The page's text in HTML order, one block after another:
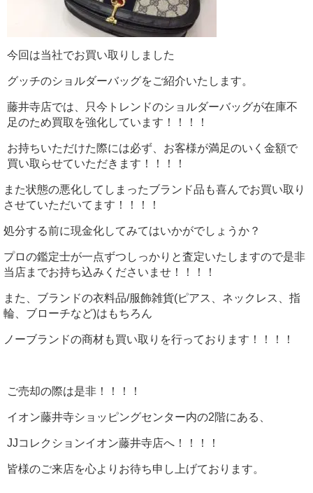
今回は当社でお買い取りしました
グッチのショルダーバッグをご紹介いたします。
藤井寺店では、只今トレンドのショルダーバッグが在庫不
足のため買取を強化しています！！！！
お持ちいただけた際には必ず、お客様が満足のいく金額で
買い取らせていただきます！！！！
また状態の悪化してしまったブランド品も喜んでお買い取り
させていただいてます！！！！
処分する前に現金化してみてはいかがでしょうか？
プロの鑑定士が一点ずつしっかりと査定いたしますので是非
当店までお持ち込みくださいませ！！！！
また、ブランドの衣料品/服飾雑貨(ピアス、ネックレス、指
輪、ブローチなど)はもちろん
ノーブランドの商材も買い取りを行っております！！！！
ご売却の際は是非！！！！
イオン藤井寺ショッピングセンター内の2階にある、
JJコレクションイオン藤井寺店へ！！！！
皆様のご来店を心よりお待ち申し上げております。